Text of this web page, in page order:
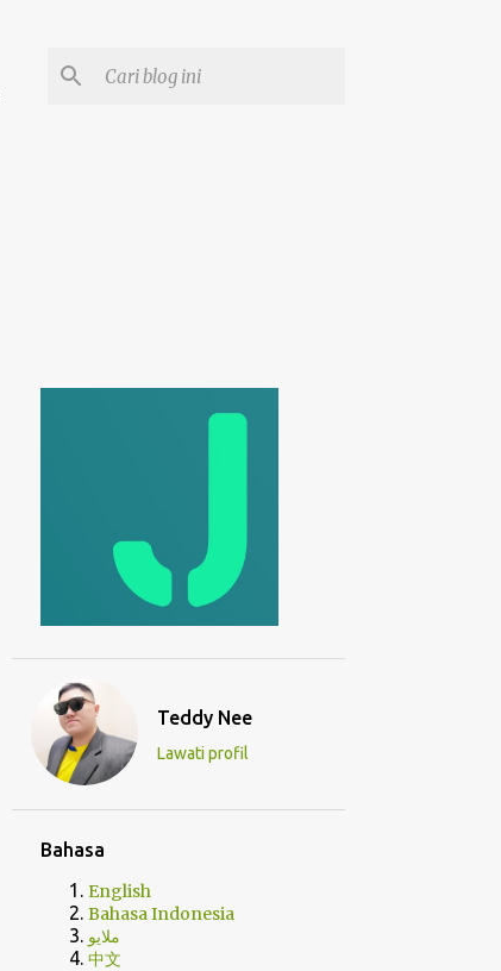
Teddy Nee
Lawati profil
Bahasa
English
Bahasa Indonesia
ملايو
中文